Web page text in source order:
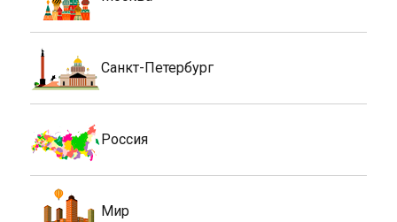
Санкт-Петербург
Россия
Мир